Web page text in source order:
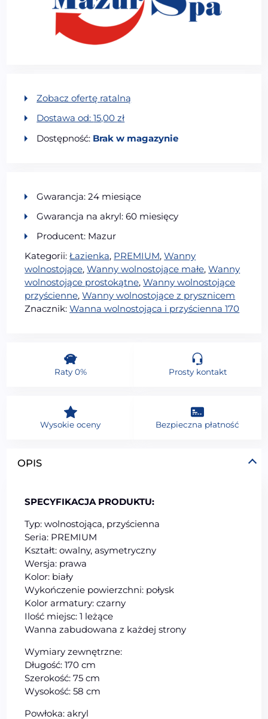
OPIS
SPECYFIKACJA PRODUKTU:
Typ: wolnostojąca, przyścienna
Seria: PREMIUM
Kształt: owalny, asymetryczny
Wersja: prawa
Kolor: biały
Wykończenie powierzchni: połysk
Kolor armatury: czarny
Ilość miejsc: 1 leżące
Wanna zabudowana z każdej strony
Wymiary zewnętrzne:
Długość: 170 cm
Szerokość: 75 cm
Wysokość: 58 cm
Powłoka: akryl
Zobacz ofertę ratalną
Dostawa od:15,00zł
Dostępność: Brak w magazynie
Gwarancja: 24 miesiące
Gwarancja na akryl: 60 miesięcy
Producent: Mazur
Kategorii:Łazienka, PREMIUM,Wanny
wolnostojące,Wanny wolnostojące małe,Wanny
wolnostojące prostokątne,Wanny wolnostojące
przyścienne,Wanny wolnostojące z prysznicem
Znacznik:Wanna wolnostojąca i przyścienna 170
Raty 0% Prosty kontakt
Wysokie oceny Bezpieczna płatność